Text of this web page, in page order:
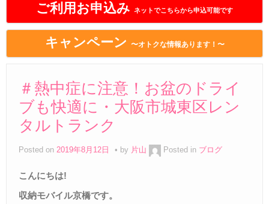
ご利用お申込み ネットでこちらから申込可能です
キャンペーン 〜オトクな情報あります！〜
＃熱中症に注意！お盆のドライ
ブも快適に・大阪市城東区レン
タルトランク
Posted on 2019年8月12日 by 片山 Posted in ブログ
こんにちは!
収納モバイル京橋です。